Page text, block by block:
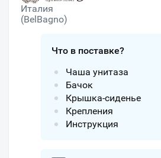
Италия
(BelBagno)
Что в поставке?
Чаша унитаза
Бачок
Крышка-сиденье
Крепления
Инструкция